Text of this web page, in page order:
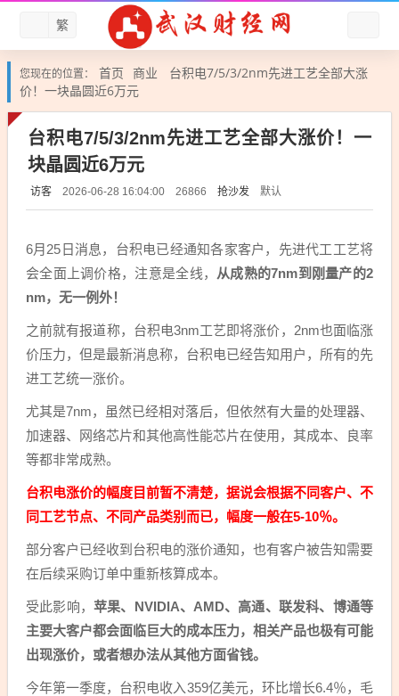
繁
您现在的位置： 首页 商业
台积电7/5/3/2nm先进工艺全部大涨
价！一块晶圆近6万元
台积电7/5/3/2nm先进工艺全部大涨价！一
块晶圆近6万元
访客 2026-06-28 16:04:00 26866 抢沙发 默认
6月25日消息，台积电已经通知各家客户，先进代工工艺将
会全面上调价格，注意是全线， 从成熟的7nm到刚量产的2
nm，无一例外！
之前就有报道称，台积电3nm工艺即将涨价，2nm也面临涨
价压力，但是最新消息称，台积电已经告知用户，所有的先
进工艺统一涨价。
尤其是7nm，虽然已经相对落后，但依然有大量的处理器、
加速器、网络芯片和其他高性能芯片在使用，其成本、良率
等都非常成熟。
台积电涨价的幅度目前暂不清楚，据说会根据不同客户、不
同工艺节点、不同产品类别而已，幅度一般在5-10％。
部分客户已经收到台积电的涨价通知，也有客户被告知需要
在后续采购订单中重新核算成本。
受此影响， 苹果、NVIDIA、AMD、高通、联发科、博通等
主要大客户都会面临巨大的成本压力，相关产品也极有可能
出现涨价，或者想办法从其他方面省钱。
今年第一季度，台积电收入359亿美元，环比增长6.4％，毛